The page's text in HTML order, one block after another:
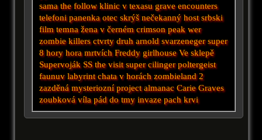
sama the follow klinic v texasu grave encounters
telefonipanenka otec skrýš nečekanný host srbski
film temna žena v černém crimson peakwer
zombie killers ctvrty druh arnold svarzeneger super
8 hory hora mrtvích Freddy girlhouse Ve sklepě
Supervoják SSthe visit super cilinger poltergeist
faunuv labyrint chata v horách zombieland 2
zazděná mysteriozní project almanac Carie Graves
zoubková víla pád do tmy invaze pach krvi